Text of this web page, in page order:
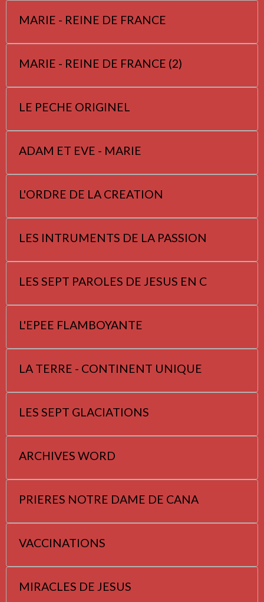
MARIE - REINE DE FRANCE
MARIE - REINE DE FRANCE (2)
LE PECHE ORIGINEL
ADAM ET EVE - MARIE
L'ORDRE DE LA CREATION
LES INTRUMENTS DE LA PASSION
LES SEPT PAROLES DE JESUS EN C
L'EPEE FLAMBOYANTE
LA TERRE - CONTINENT UNIQUE
LES SEPT GLACIATIONS
ARCHIVES WORD
PRIERES NOTRE DAME DE CANA
VACCINATIONS
MIRACLES DE JESUS